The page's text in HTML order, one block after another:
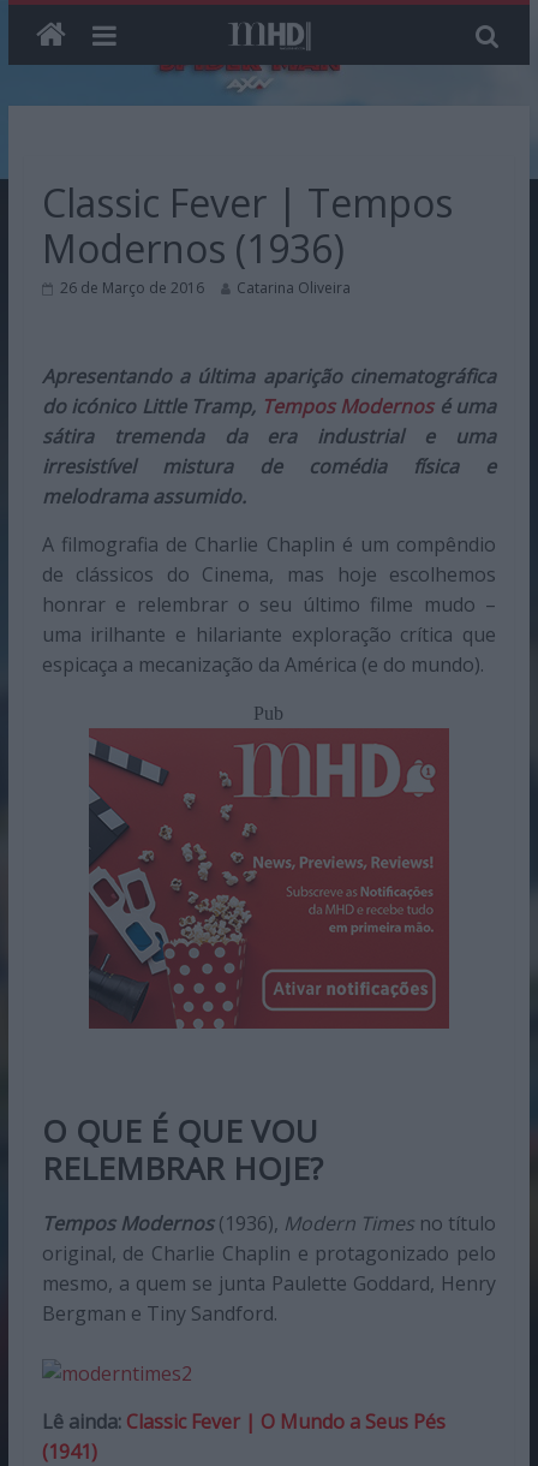
contentClassic Fever | Tempos
Modernos (1936)
26 de Março de 2016 Catarina Oliveira
Apresentando a última aparição cinematográfica
do icónico Little Tramp, Tempos Modernosé uma
sátira tremenda da era industrial e uma
irresistível mistura de comédia física e
melodrama assumido.
A filmografia de Charlie Chaplin é um compêndio
de clássicos do Cinema, mas hoje escolhemos
honrar e relembrar o seu último filme mudo –
uma irilhante e hilariante exploração crítica que
espicaça a mecanização da América (e do mundo).
Pub
O QUE É QUE VOU
RELEMBRAR HOJE?
Tempos Modernos(1936), Modern Times no título
original, de Charlie Chaplin e protagonizado pelo
mesmo, a quem se junta Paulette Goddard, Henry
Bergman e Tiny Sandford.
Lê ainda: Classic Fever | O Mundo a Seus Pés
(1941)